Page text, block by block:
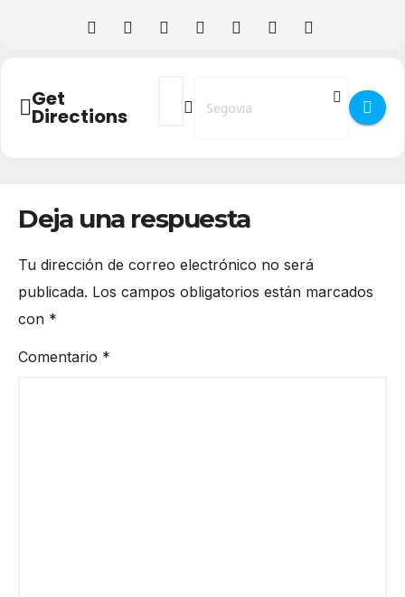
Get
Directions
Address - Presentación de - La
Destination Address -
Deja una respuesta
Tu dirección de correo electrónico no será
publicada. Los campos obligatorios están marcados
con *
Comentario *